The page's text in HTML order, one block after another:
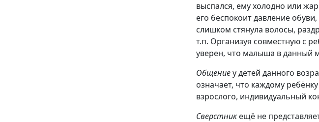
выспался, ему холодно или
его беспокоит давление
слишком стянула волосы,
т.п. Организуя совместную с
уверен, что малыша в данный
Общениеу детей данного
означает, что каждому
взрослого, индивидуаль­ный
Сверстникещё не